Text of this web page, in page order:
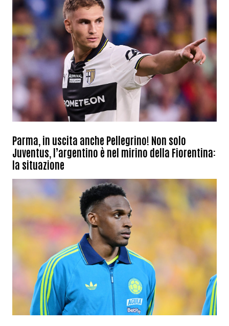
Parma, in uscita anche Pellegrino! Non solo
Juventus, l’argentino è nel mirino della Fiorentina:
la situazione